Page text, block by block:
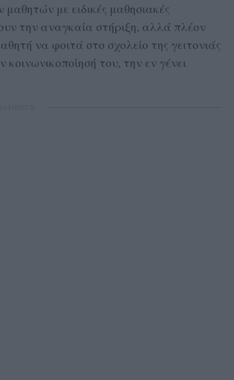
με ειδικές μαθησιακές
την αναγκαία στήριξη, αλλά πλέον
να φοιτά στο σχολείο της γειτονιάς
του, την εν γένει